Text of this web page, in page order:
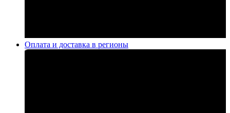
Оплата и доставка в регионы